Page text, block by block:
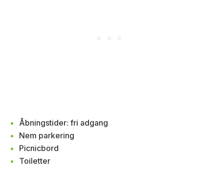
Åbningstider: fri adgang
Nem parkering
Picnicbord
Toiletter